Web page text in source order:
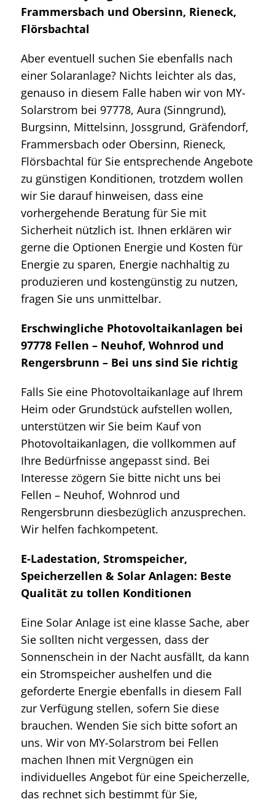
Frammersbach und Obersinn, Rieneck,
Flörsbachtal
Aber eventuell suchen Sie ebenfalls nach
einer Solaranlage? Nichts leichter als das,
genauso in diesem Falle haben wir von MY-
Solarstrom bei 97778, Aura (Sinngrund),
Burgsinn, Mittelsinn, Jossgrund, Gräfendorf,
Frammersbach oder Obersinn, Rieneck,
Flörsbachtal für Sie entsprechende Angebote
zu günstigen Konditionen, trotzdem wollen
wir Sie darauf hinweisen, dass eine
vorhergehende Beratung für Sie mit
Sicherheit nützlich ist. Ihnen erklären wir
gerne die Optionen Energie und Kosten für
Energie zu sparen, Energie nachhaltig zu
produzieren und kostengünstig zu nutzen,
fragen Sie uns unmittelbar.
Erschwingliche Photovoltaikanlagen bei
97778 Fellen – Neuhof, Wohnrod und
Rengersbrunn – Bei uns sind Sie richtig
Falls Sie eine Photovoltaikanlage auf Ihrem
Heim oder Grundstück aufstellen wollen,
unterstützen wir Sie beim Kauf von
Photovoltaikanlagen, die vollkommen auf
Ihre Bedürfnisse angepasst sind. Bei
Interesse zögern Sie bitte nicht uns bei
Fellen – Neuhof, Wohnrod und
Rengersbrunn diesbezüglich anzusprechen.
Wir helfen fachkompetent.
E-Ladestation, Stromspeicher,
Speicherzellen & Solar Anlagen: Beste
Qualität zu tollen Konditionen
Eine Solar Anlage ist eine klasse Sache, aber
Sie sollten nicht vergessen, dass der
Sonnenschein in der Nacht ausfällt, da kann
ein Stromspeicher aushelfen und die
geforderte Energie ebenfalls in diesem Fall
zur Verfügung stellen, sofern Sie diese
brauchen. Wenden Sie sich bitte sofort an
uns. Wir von MY-Solarstrom bei Fellen
machen Ihnen mit Vergnügen ein
individuelles Angebot für eine Speicherzelle,
das rechnet sich bestimmt für Sie,